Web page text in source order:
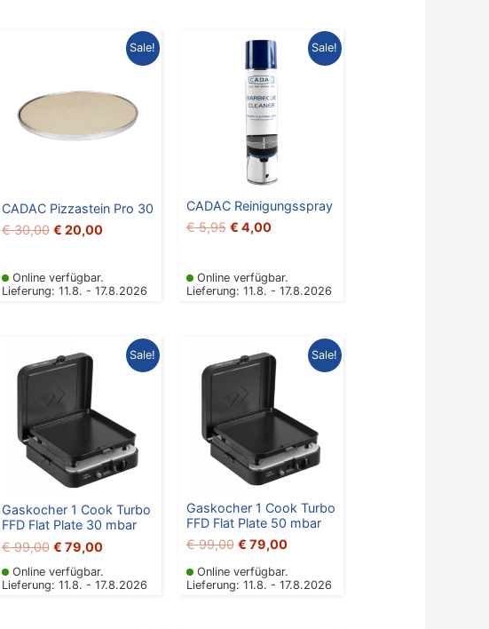
Sale!
CADAC Pizzastein Pro 30
€30,00
Ursprünglicher
€ 20,00
Aktueller
Preis
Online verfügbar.
Lieferung: 11.8. - 17.8.2026
Sale!
CADAC Reinigungsspray
€5,95
Ursprünglicher
Preis
war:
€ 5,95
€ 4,00
Aktueller
Preis
ist:
€ 4,00.
Online verfügbar.
Lieferung: 11.8. - 17.8.2026
Sale!
Gaskocher 1 Cook Turbo
FFD Flat Plate 30 mbar
€99,00
Ursprünglicher
Preis
war:
€ 99,00
€ 79,00
Aktueller
Preis
Online verfügbar.
Lieferung: 11.8. - 17.8.2026
Sale!
Gaskocher 1 Cook Turbo
FFD Flat Plate 50 mbar
€99,00
Ursprünglicher
Preis
€ 99,00
€ 79,00
Aktueller
Preis
Online verfügbar.
Lieferung: 11.8. - 17.8.2026